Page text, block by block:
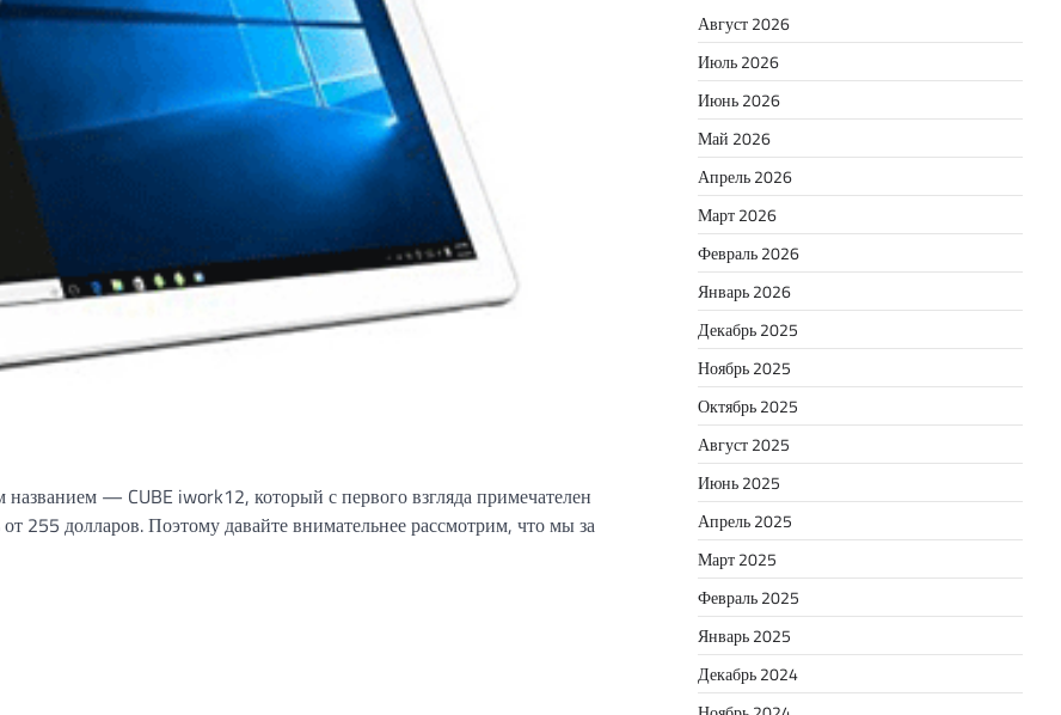
— CUBE iwork12, который с первого взгляда примечателен
255 долларов. Поэтому давайте внимательнее рассмотрим, что мы за
Август 2026
Июль 2026
Июнь 2026
Май 2026
Апрель 2026
Март 2026
Февраль 2026
Январь 2026
Декабрь 2025
Ноябрь 2025
Октябрь 2025
Август 2025
Июнь 2025
Апрель 2025
Март 2025
Февраль 2025
Январь 2025
Декабрь 2024